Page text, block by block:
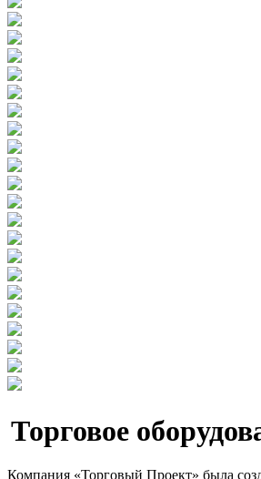
Торговое
Компания «Торговый Проект» была